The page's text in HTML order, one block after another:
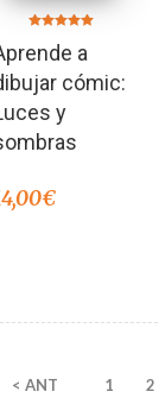
5.00
de 5
a
cómic:
y
€
< ANT 1 2